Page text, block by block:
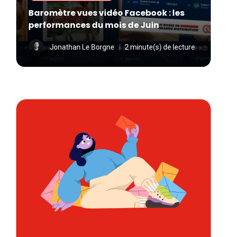
Baromètre vues vidéo Facebook : les
performances du mois de Juin
Jonathan Le Borgne 2 minute(s) de lecture